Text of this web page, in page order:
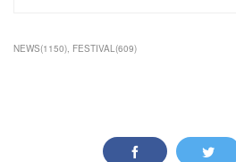
NEWS(1150) FESTIVAL(609)